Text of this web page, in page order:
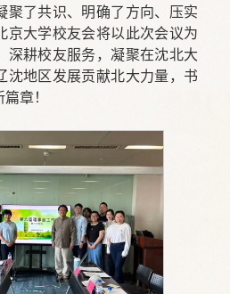
聚了共识、明确了方向、压实
京大学校友会将以此次会议为
深耕校友服务，凝聚在沈北大
沈地区发展贡献北大力量，书
章！